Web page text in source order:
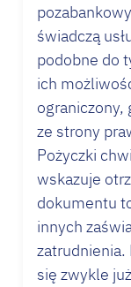
świadczą
podobne do
ich
ograniczony,
ze strony
Pożyczki
wskazuje
dokumentu
innych
zatrudnienia.
się zwykle